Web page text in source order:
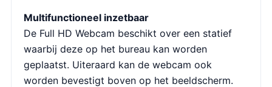
Multifunctioneel inzetbaar
De Full HD Webcam beschikt over een statief
waarbij deze op het bureau kan worden
geplaatst. Uiteraard kan de webcam ook
worden bevestigt boven op het beeldscherm.